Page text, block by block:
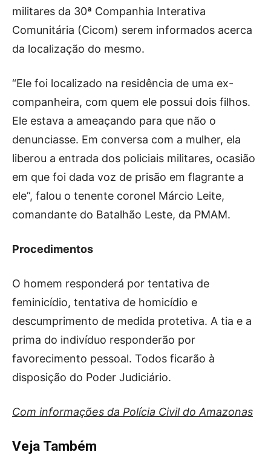
militares da 30ª Companhia Interativa
Comunitária (Cicom) serem informados acerca
da localização do mesmo.
“Ele foi localizado na residência de uma ex-
companheira, com quem ele possui dois filhos.
Ele estava a ameaçando para que não o
denunciasse. Em conversa com a mulher, ela
liberou a entrada dos policiais militares, ocasião
em que foi dada voz de prisão em flagrante a
ele”, falou o tenente coronel Márcio Leite,
comandante do Batalhão Leste, da PMAM.
Procedimentos
O homem responderá por tentativa de
feminicídio, tentativa de homicídio e
descumprimento de medida protetiva. A tia e a
prima do indivíduo responderão por
favorecimento pessoal. Todos ficarão à
disposição do Poder Judiciário.
Com informações da Polícia Civil do Amazonas
Veja Também